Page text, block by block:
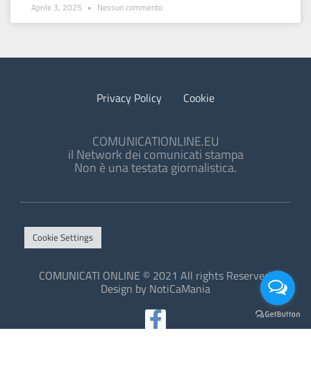
Aprile 3, 2025 Nessun commento
Privacy Policy Cookie
COMUNICATIONLINE.EU
il Network dei comunicati stampa
Non è una testata giornalistica.
Cookie Settings
COMUNICATI ONLINE © 2021 All rights Reserved.
Design by NotiCaMania